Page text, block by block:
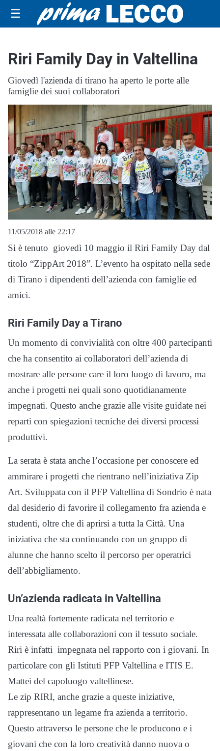
☰
Riri Family Day in Valtellina
Giovedì l'azienda di tirano ha aperto le porte alle
famiglie dei suoi collaboratori
11/05/2018 alle 22:17
Si è tenuto giovedì 10 maggio il Riri Family Day dal
titolo “ZippArt 2018”. L’evento ha ospitato nella sede
di Tirano i dipendenti dell’azienda con famiglie ed
amici.
Riri Family Day a Tirano
Un momento di convivialità con oltre 400 partecipanti
che ha consentito ai collaboratori dell’azienda di
mostrare alle persone care il loro luogo di lavoro, ma
anche i progetti nei quali sono quotidianamente
impegnati. Questo anche grazie alle visite guidate nei
reparti con spiegazioni tecniche dei diversi processi
produttivi.
La serata è stata anche l’occasione per conoscere ed
ammirare i progetti che rientrano nell’iniziativa Zip
Art. Sviluppata con il PFP Valtellina di Sondrio è nata
dal desiderio di favorire il collegamento fra azienda e
studenti, oltre che di aprirsi a tutta la Città. Una
iniziativa che sta continuando con un gruppo di
alunne che hanno scelto il percorso per operatrici
dell’abbigliamento.
Un’azienda radicata in Valtellina
Una realtà fortemente radicata nel territorio e
interessata alle collaborazioni con il tessuto sociale.
Riri è infatti impegnata nel rapporto con i giovani. In
particolare con gli Istituti PFP Valtellina e ITIS E.
Mattei del capoluogo valtellinese.
Le zip RIRI, anche grazie a queste iniziative,
rappresentano un legame fra azienda a territorio.
Questo attraverso le persone che le producono e i
giovani che con la loro creatività danno nuova o